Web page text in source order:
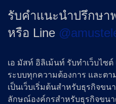
รับคำแนะนำปรึกษา
หรือ Line
เอ มัสท์ อิลิเม้นท์ รับทำเว็บไซ
ระบบทุกความต้องการ และต
เป็นเว็บเริ่มต้นสำหรับธุรกิจขน
ลักษณ์องค์กรสำหรับธุรกิจขนา